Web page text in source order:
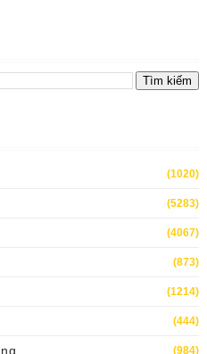
(1020)
(5283)
(4067)
(873)
(1214)
(444)
(984)